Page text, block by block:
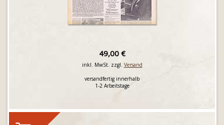
49,00 €
inkl. MwSt. zzgl. Versand
versandfertig innerhalb
1-2 Arbeitstage